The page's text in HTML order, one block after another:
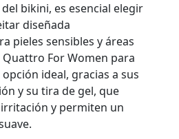
bikini, es esencial elegir
diseñada
pieles sensibles y áreas
Quattro For Women para
ideal, gracias a sus
y su tira de gel, que
y permiten un